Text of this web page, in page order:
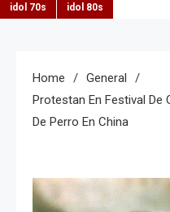
idol 70s
idol 80s
Home
General
Protestan En Festival De
De Perro En China